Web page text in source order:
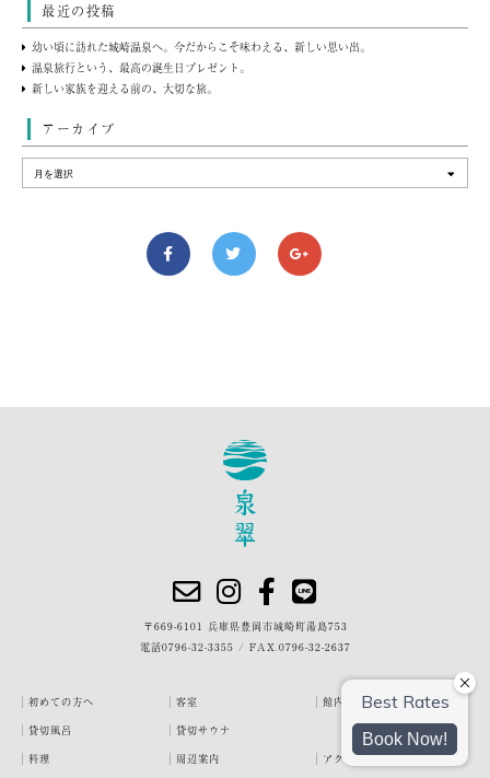
最近の投稿
幼い頃に訪れた城崎温泉へ。今だからこそ味わえる、新しい思い出。
温泉旅行という、最高の誕生日プレゼント。
新しい家族を迎える前の、大切な旅。
アーカイブ
〒669-6101 兵庫県豊岡市城崎町湯島753
電話0796-32-3355 / FAX.0796-32-2637
初めての方へ 客室
館内・施設
貸切風呂
貸切サウナ
料理
周辺案内 アクセス